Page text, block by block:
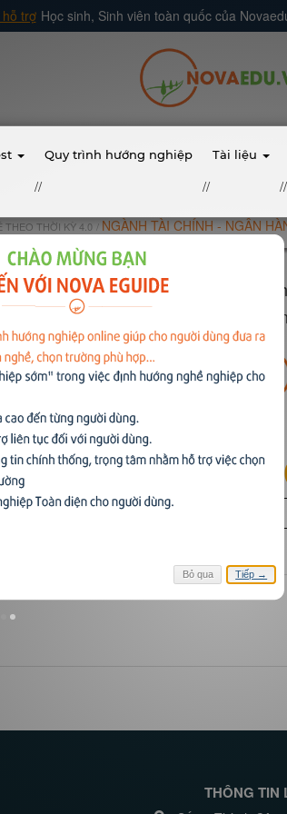
trợ Học sinh, Sinh viên toàn quốc của
//
Quy trình hướng nghiệp
//
Tài liệu
//
THEO THỜI KỲ 4.0 NGÀNH TÀI CHÍNH - NGÂN
THÔNG TIN
Bỏ qua Tiếp →